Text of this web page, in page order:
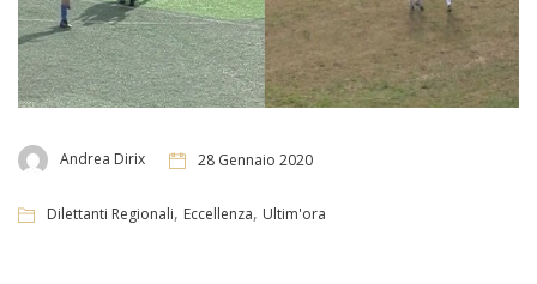
Andrea Dirix 28 Gennaio 2020
Dilettanti Regionali, Eccellenza, Ultim'ora